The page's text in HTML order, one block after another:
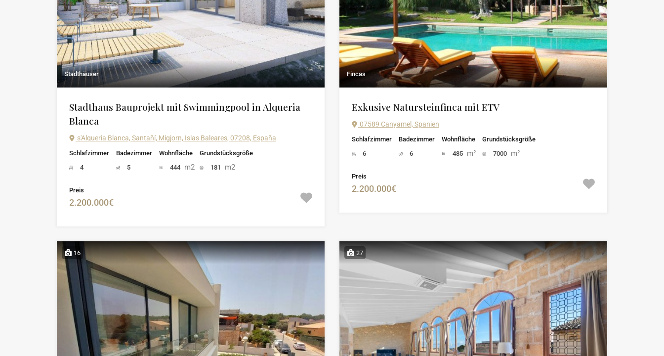
Stadthäuser
Stadthaus Bauprojekt mit Swimmingpool in Alqueria
Blanca
s'Alqueria Blanca, Santañí, Migjorn, Islas Baleares, 07208, España
Schlafzimmer
4
Badezimmer
5
Wohnfläche
444 m2
Grundstücksgröße
181
m2
Preis
2.200.000€
Fincas
Exkusive Natursteinfinca mit ETV
07589 Canyamel, Spanien
Schlafzimmer
6
Badezimmer
6
Wohnfläche
485 m²
Grundstücksgröße
7000 m²
Preis
2.200.000€
16 27